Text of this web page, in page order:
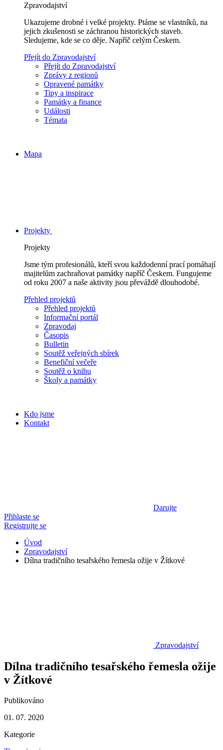
Zpravodajství
Ukazujeme drobné i velké projekty. Ptáme se vlastníků, na
jejich zkušenosti se záchranou historických staveb.
Sledujeme, kde se co děje. Napříč celým Českem.
Přejít do Zpravodajství
Přejít do Zpravodajství
Zprávy z regionů
Opravené památky
Tipy a inspirace
Památky a finance
Události
Témata
Mapa
Projekty
Projekty
Jsme tým profesionálů, kteří svou každodenní prací pomáhají
majitelům zachraňovat památky napříč Českem. Fungujeme
od roku 2007 a naše aktivity jsou převáždě dlouhodobé.
Přehled projektů
Přehled projektů
Informační portál
Zpravodaj
Časopis
Bulletin
Soutěž veřejných sbírek
Benefiční večeře
Soutěž o knihu
Školy a památky
Kdo jsme
Kontakt
Darujte
Přihlaste se
Registrujte se
Úvod
Zpravodajství
Dílna tradičního tesařského řemesla ožije v Žítkové
Zpravodajství
Dílna tradičního tesařského řemesla ožije
v Žítkové
Publikováno
01. 07. 2020
Kategorie